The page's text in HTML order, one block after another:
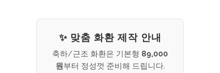
✨ 맞춤 화환 제작 안내
축하/근조 화환은 기본형 89,000
원부터 정성껏 준비해 드립니다.